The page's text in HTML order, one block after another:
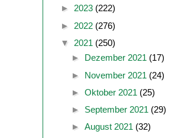
► 2023 (222)
► 2022 (276)
▼ 2021 (250)
► Dezember 2021 (17)
► November 2021 (24)
► Oktober 2021 (25)
► September 2021 (29)
► August 2021 (32)